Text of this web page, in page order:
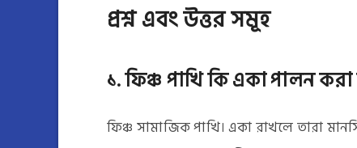
প্রশ্ন এবং উত্তর সমূহ
১. ফিঞ্চ পাখি কি একা পালন
ফিঞ্চ সামাজিক পাখি। একা রাখলে তারা